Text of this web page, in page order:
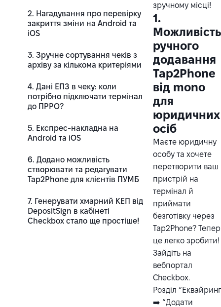
2. Нагадування про перевірку
закриття зміни на Android та
iOS
3. Зручне сортування чеків з
архіву за кількома критеріями
4. Дані ЕПЗ в чеку: коли
потрібно підключати термінал
до ПРРО?
5. Експрес-накладна на
Android та iOS
6. Додано можливість
створювати та редагувати
Tap2Phone для клієнтів ПУМБ
7. Генерувати хмарний КЕП від
DepositSign в кабінеті
Checkbox стало ще простіше!
зручному місці!
1.
ручного
додавання
Tap2Phone
від mono
для
юридичних
осіб
Маєте юридичну
особу та хочете
перетворити ваш
пристрій на
термінал й
приймати
безготівку через
Tap2Phone? Тепер
це легко зробити!
Зайдіть на
вебпортал
Checkbox.
Розділ
➡️ “Додати